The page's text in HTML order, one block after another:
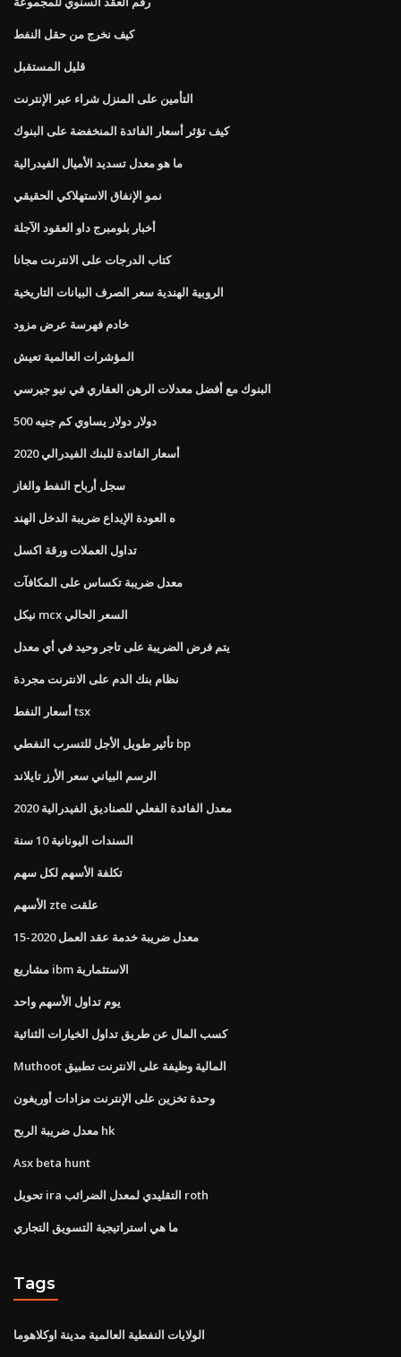
كيف نخرج من حقل النفط
قليل المستقبل
التأمين على المنزل شراء عبر الإنترنت
كيف تؤثر أسعار الفائدة المنخفضة على البنوك
ما هو معدل تسديد الأميال الفيدرالية
نمو الإنفاق الاستهلاكي الحقيقي
أخبار بلومبرج داو العقود الآجلة
كتاب الدرجات على الانترنت مجانا
الروبية الهندية سعر الصرف البيانات التاريخية
خادم فهرسة عرض مزود
المؤشرات العالمية تعيش
البنوك مع أفضل معدلات الرهن العقاري في نيو جيرسي
500 دولار دولار يساوي كم جنيه
أسعار الفائدة للبنك الفيدرالي 2020
سجل أرباح النفط والغاز
ه العودة الإيداع ضريبة الدخل الهند
تداول العملات ورقة اكسل
معدل ضريبة تكساس على المكافآت
نيكل mcx السعر الحالي
يتم فرض الضريبة على تاجر وحيد في أي معدل
نظام بنك الدم على الانترنت مجردة
أسعار النفط tsx
تأثير طويل الأجل للتسرب النفطي bp
الرسم البياني سعر الأرز تايلاند
معدل الفائدة الفعلي للصناديق الفيدرالية 2020
السندات اليونانية 10 سنة
تكلفة الأسهم لكل سهم
الأسهم zte علقت
معدل ضريبة خدمة عقد العمل 2020-15
مشاريع ibm الاستثمارية
يوم تداول الأسهم واحد
كسب المال عن طريق تداول الخيارات الثنائية
Muthoot المالية وظيفة على الانترنت تطبيق
وحدة تخزين على الإنترنت مزادات أوريغون
معدل ضريبة الربح hk
Asx beta hunt
تحويل ira التقليدي لمعدل الضرائب roth
ما هي استراتيجية التسويق التجاري
Tags
الولايات النفطية العالمية مدينة اوكلاهوما